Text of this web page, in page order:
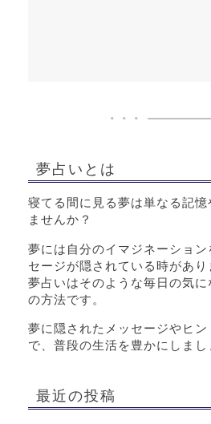
夢占いとは
寝てる間に見る夢は単なる記
ませんか？
夢には自分のイマジネーショ
セージが隠されている時があり
夢占いはそのような毎日の気
の方法です。
夢に隠されたメッセージやヒン
で、普段の生活を豊かにしまし
最近の投稿